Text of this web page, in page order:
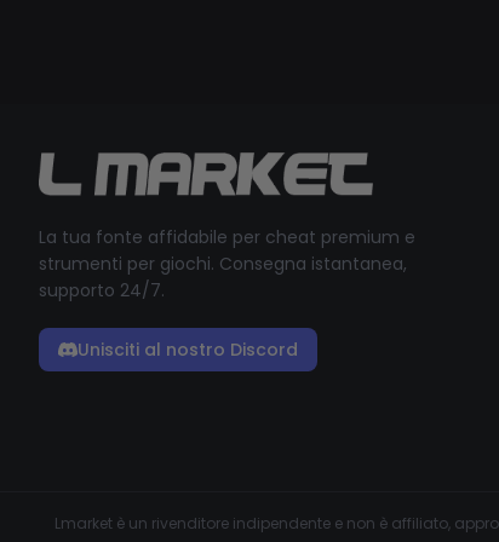
La tua fonte affidabile per cheat premium e
strumenti per giochi. Consegna istantanea,
supporto 24/7.
Unisciti al nostro Discord
Lmarket è un rivenditore indipendente e non è affiliato,